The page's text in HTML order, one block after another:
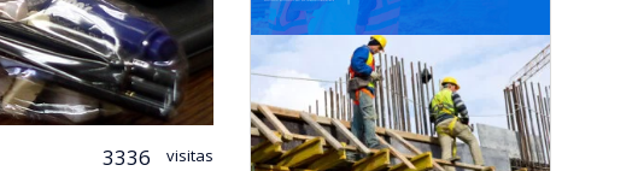
3336 visitas